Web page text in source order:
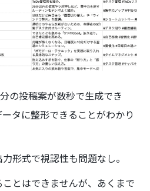
の投稿案が数秒で生成でき
タに整形できることがわかり
形式で視認性も問題なし。
とはできませんが、あくまで